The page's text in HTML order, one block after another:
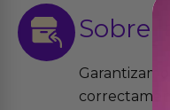
Sobre